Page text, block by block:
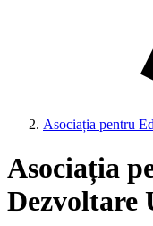
Asociația pentru
Asociația
Dezvoltare